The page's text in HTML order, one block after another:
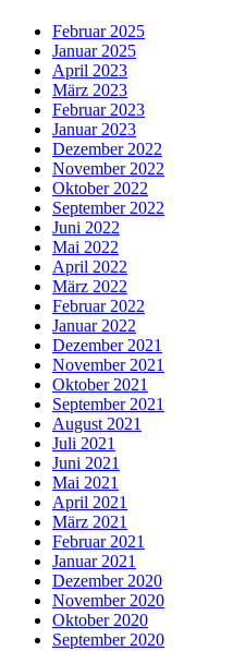
Februar 2025
Januar 2025
April 2023
März 2023
Februar 2023
Januar 2023
Dezember 2022
November 2022
Oktober 2022
September 2022
Juni 2022
Mai 2022
April 2022
März 2022
Februar 2022
Januar 2022
Dezember 2021
November 2021
Oktober 2021
September 2021
August 2021
Juli 2021
Juni 2021
Mai 2021
April 2021
März 2021
Februar 2021
Januar 2021
Dezember 2020
November 2020
Oktober 2020
September 2020